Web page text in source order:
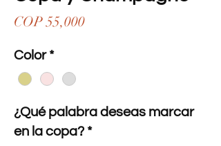
COP 55,000Price
Color *
¿Qué palabra deseas marcar
en la copa? *